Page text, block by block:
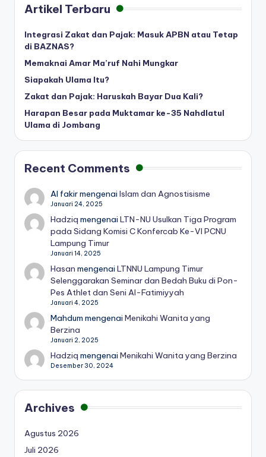
Artikel Terbaru
Integrasi Zakat dan Pajak: Masuk APBN atau Tetap
di BAZNAS?
Memaknai Amar Ma’ruf Nahi Mungkar
Siapakah Ulama Itu?
Zakat dan Pajak: Haruskah Bayar Dua Kali?
Harapan Besar pada Muktamar ke-35 Nahdlatul
Ulama di Jombang
Recent Comments
Al fakirmengenaiIslam dan Agnostisisme
Januari 24, 2025
Hadziq mengenaiLTN-NU Usulkan Tiga Program
pada Sidang Komisi C Konfercab Ke-VI PCNU
Lampung Timur
Januari 14, 2025
Hasan mengenaiLTNNU Lampung Timur
Selenggarakan Seminar dan Bedah Buku di Pon-
Pes Athlet dan Seni Al-Fatimiyyah
Januari 4, 2025
Mahdum mengenaiMenikahi Wanita yang
Berzina
Januari 2, 2025
Hadziq mengenaiMenikahi Wanita yang Berzina
Desember 30, 2024
Archives
Agustus 2026
Juli 2026